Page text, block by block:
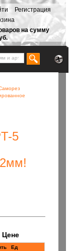
Регистрация
на сумму
5
Цене
Ед